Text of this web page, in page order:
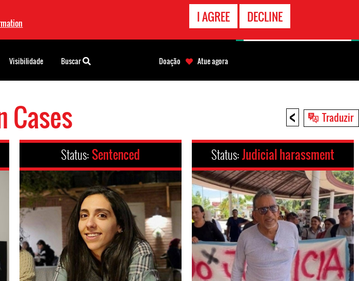
I AGREE DECLINE
< Traduzir
Cases
Status: Sentenced Status:Judicial harassment
Visibilidade Buscar Doação Atue agora
CONTATO
EMERGÊNCIA